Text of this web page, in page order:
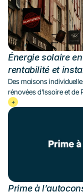
Énergie solaire
rentabilité et
Des maisons
rénovées d'Issoire et de
Auvergne : rentable,
Limagne.
Prime à